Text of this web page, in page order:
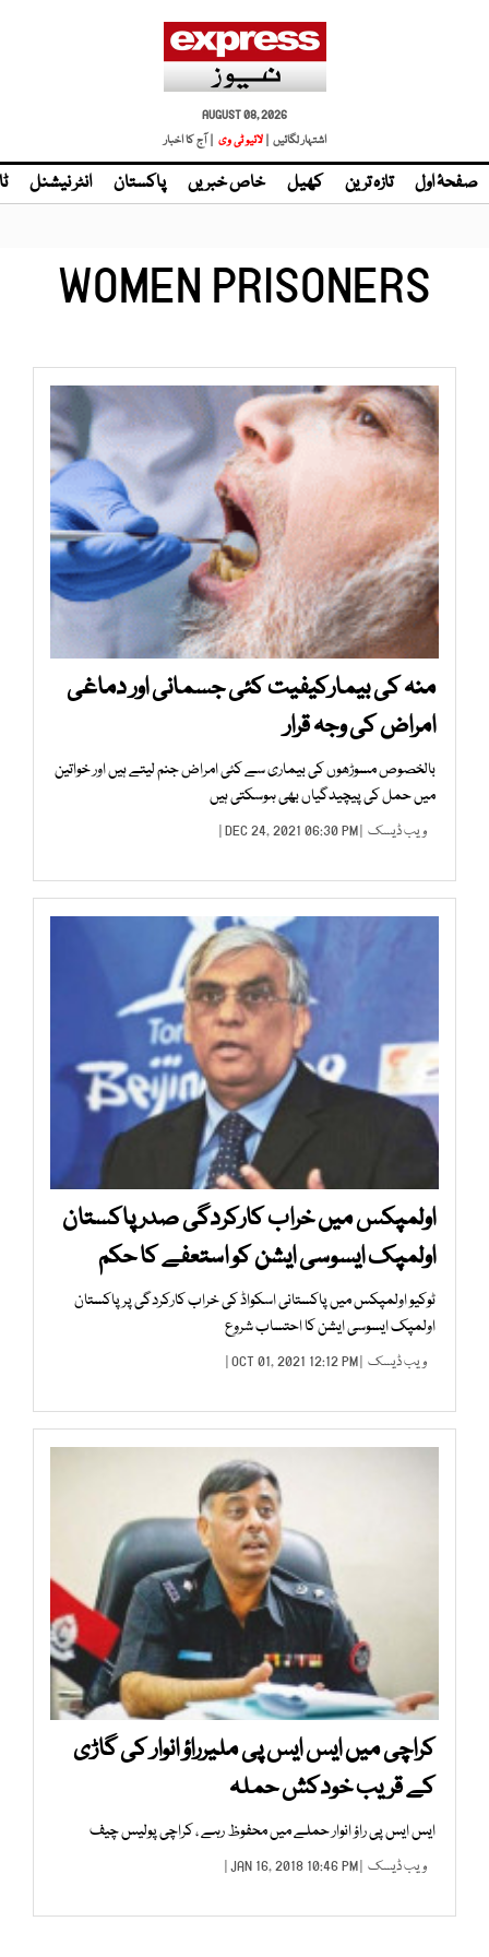
AUGUST 08, 2026
اشتہار لگائیں | لائیو ٹی وی | آج کا اخبار
صفحۂ اول تازہ ترین کھیل خاص خبریں پاکستان انٹر نیشنل
WOMEN PRISONERS
منہ کی بیمارکیفیت کئی جسمانی اور دماغی
امراض کی وجہ قرار
بالخصوص مسوڑھوں کی بیماری سے کئی امراض جنم لیتے ہیں اور خواتین
میں حمل کی پیچیدگیاں بھی ہوسکتی ہیں
ویب ڈیسک | DEC 24, 2021 06:30 PM |
اولمپکس میں خراب کارکردگی صدر پاکستان
اولمپک ایسوسی ایشن کو استعفے کا حکم
ٹوکیو اولمپکس میں پاکستانی اسکواڈ کی خراب کارکردگی پر پاکستان
اولمپک ایسوسی ایشن کا احتساب شروع
ویب ڈیسک | OCT 01, 2021 12:12 PM |
کراچی میں ایس ایس پی ملیرراؤ انوار کی گاڑی
کے قریب خودکش حملہ
ایس ایس پی راؤ انوار حملے میں محفوظ رہے ، کراچی پولیس چیف
ویب ڈیسک | JAN 16, 2018 10:46 PM |